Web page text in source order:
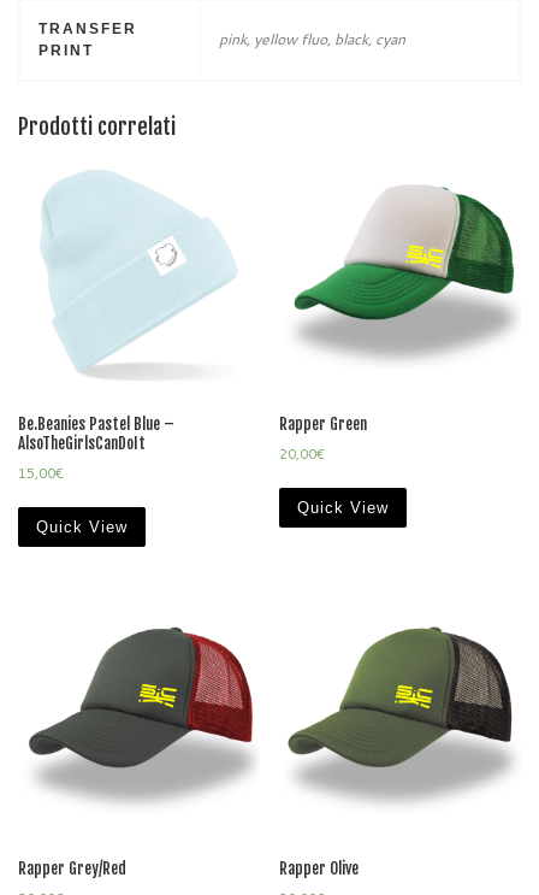
p o
TRANSFER
PRINT
pink, yellow fluo, black, cyan
Prodotti correlati
Be.Beanies Pastel Blue –
AlsoTheGirlsCanDoIt
15,00€
Quick View
Rapper Green
20,00€
Quick View
Rapper Grey/Red
Rapper Olive